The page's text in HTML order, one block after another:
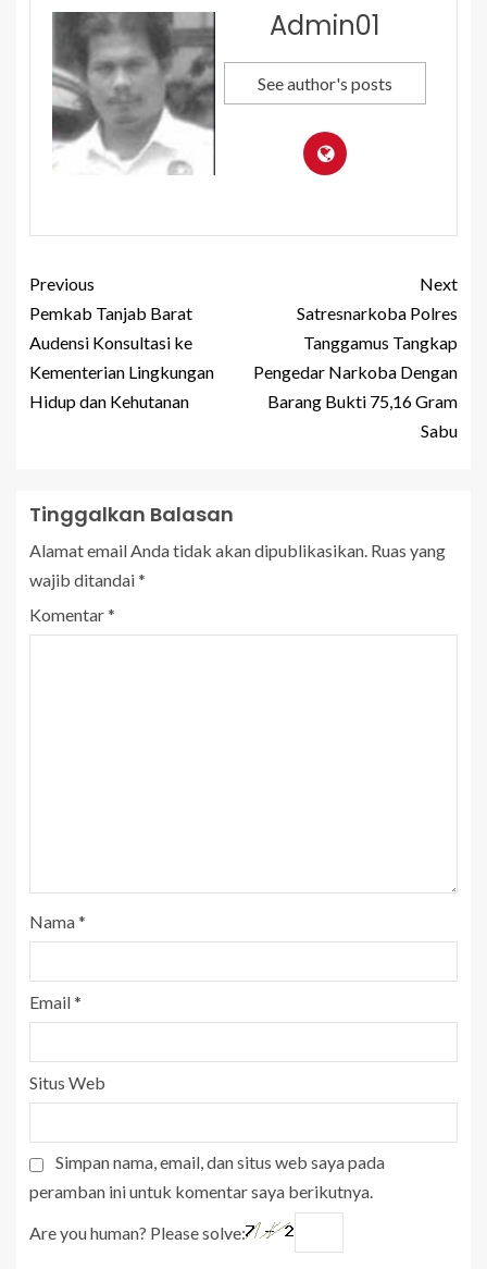
Admin01
See author's posts
Previous
Pemkab Tanjab Barat
Audensi Konsultasi ke
Kementerian Lingkungan
Hidup dan Kehutanan
Next
Satresnarkoba Polres
Tanggamus Tangkap
Pengedar Narkoba Dengan
Barang Bukti 75,16 Gram
Sabu
Tinggalkan Balasan
Alamat email Anda tidak akan dipublikasikan. Ruas yang
wajib ditandai*
Komentar*
Nama*
Email*
Situs Web
Simpan nama, email, dan situs web saya pada
peramban ini untuk komentar saya berikutnya.
Are you human? Please solve: